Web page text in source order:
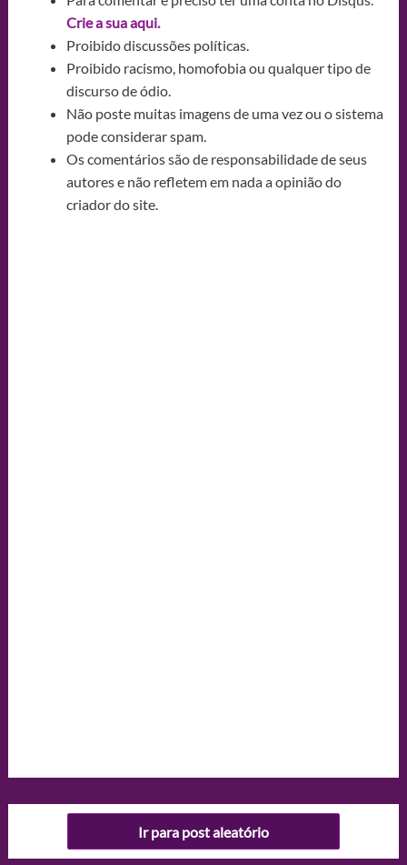
Crie a sua aqui.
Proibido discussões políticas.
Proibido racismo, homofobia ou qualquer tipo de
discurso de ódio.
Não poste muitas imagens de uma vez ou o sistema
pode considerar spam.
Os comentários são de responsabilidade de seus
autores e não refletem em nada a opinião do
criador do site.
Ir para post aleatório